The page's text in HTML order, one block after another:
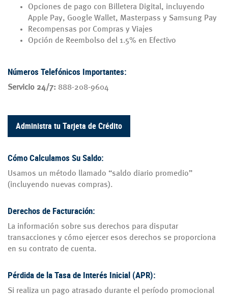
Opciones de pago con Billetera Digital, incluyendo
Apple Pay, Google Wallet, Masterpass y Samsung Pay
Recompensas por Compras y Viajes
Opción de Reembolso del 1.5% en Efectivo
Números Telefónicos Importantes:
Servicio 24/7: 888-208-9604
Administra tu Tarjeta de Crédito
Cómo Calculamos Su Saldo:
Usamos un método llamado “saldo diario promedio”
(incluyendo nuevas compras).
Derechos de Facturación:
La información sobre sus derechos para disputar
transacciones y cómo ejercer esos derechos se proporciona
en su contrato de cuenta.
Pérdida de la Tasa de Interés Inicial (APR):
Si realiza un pago atrasado durante el período promocional